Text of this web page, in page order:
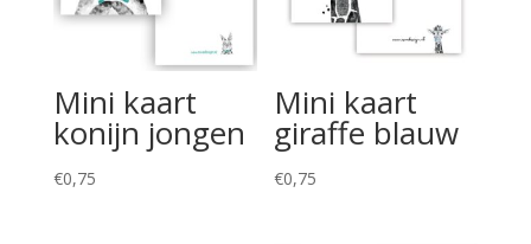
Mini kaart
konijn jongen
€0,75
Mini kaart
giraffe blauw
€0,75